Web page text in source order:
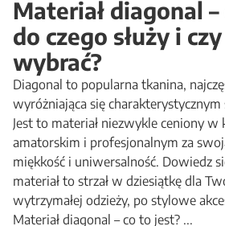
Materiał diagonal
do czego służy i
wybrać?
Diagonal to popularna tkanina,
wyróżniająca się
Jest to materiał niezwykle ceniony
amatorskim i profesjonalnym za
miękkość i uniwersalność. Dowiedz
materiał to strzał w dziesiątkę dla
wytrzymałej odzieży, po stylowe
Materiał diagonal – co to jest? ...